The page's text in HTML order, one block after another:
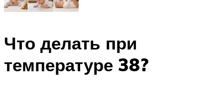
Что делать при
температуре 38?